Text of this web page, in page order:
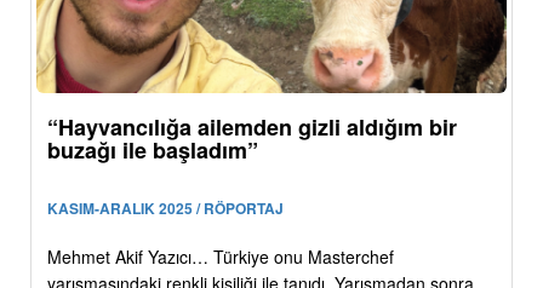
“Hayvancılığa ailemden gizli aldığım bir
buzağı ile başladım”
KASIM-ARALIK 2025 / RÖPORTAJ
Mehmet Akif Yazıcı… Türkiye onu Masterchef
yarışmasındaki renkli kişiliği ile tanıdı. Yarışmadan sonra